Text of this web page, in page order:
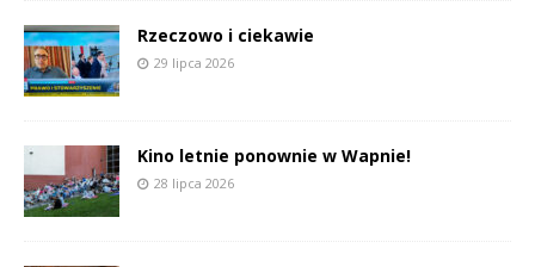
Rzeczowo i ciekawie
29 lipca 2026
Kino letnie ponownie w Wapnie!
28 lipca 2026